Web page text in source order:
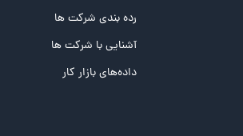
تست تیپ سنجی شغلی Holland
تست NEO
تست هوش های چندگانه
رده بندی شرکت ها
آشنایی با شرکت ها
داده‌های بازار کار